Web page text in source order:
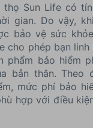
thọ Sun Life có
gian. Do vậy,
bảo vệ sức
cho phép bạn
phẩm bảo hiểm
bản thân. Theo
mức phí bảo
hợp với điều